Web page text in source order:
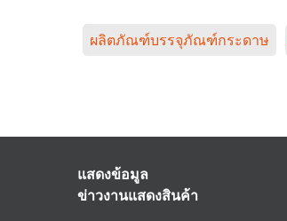
ผลิตภัณฑ์บรรจุภัณฑ์กระดาษ
แสดงข้อมูล
ข่าวงานแสดงสินค้า